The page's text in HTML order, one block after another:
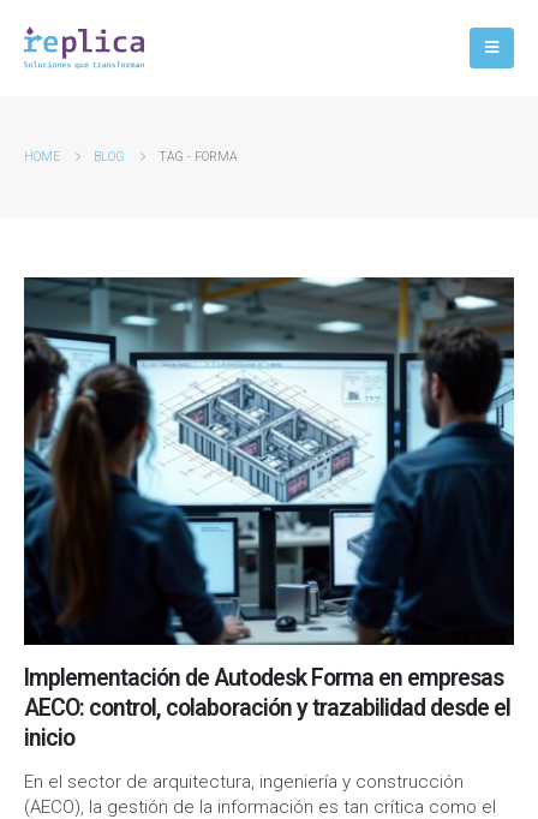
HOME BLOG TAG - FORMA
Implementación de Autodesk Forma en empresas
AECO: control, colaboración y trazabilidad desde el
inicio
En el sector de arquitectura, ingeniería y construcción
(AECO), la gestión de la información es tan crítica como el